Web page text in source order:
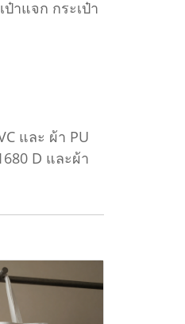
าแจก กระเป๋า
และ ผ้า PU
D และผ้า